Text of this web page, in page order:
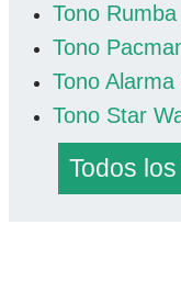
Tono
Tono
Tono
Tono Star
Todos